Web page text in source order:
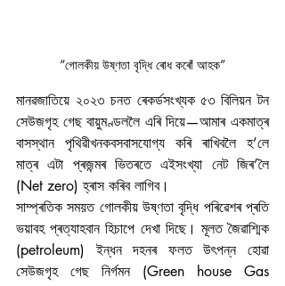
“গোলকীয় উষ্ণতা বৃদ্ধি ৰোধ কৰোঁ আহক”
মানৱজাতিয়ে ২০২৩ চনত ৰেকৰ্ডসংখ্যক ৫৩ বিলিয়ন টন
সেউজগৃহ গেছ বায়ুমণ্ডললৈ এৰি দিয়ে—আমাৰ একমাত্ৰ
বাসস্থান পৃথিৱীখনকবসবাসযোগ্য কৰি ৰাখিবলৈ হ’লে
মাত্ৰ এটা প্ৰজন্মৰ ভিতৰতে এইসংখ্যা নেট জিৰ’লৈ
(Net zero) হ্ৰাস কৰিব লাগিব।
সাম্প্ৰতিক সময়ত গোলকীয় উষ্ণতা বৃদ্ধি পৰিৱেশৰ প্ৰতি
ভয়াবহ প্ৰত্যাহবান হিচাপে দেখা দিছে। মূলত জৈৱাশ্মিক
(petroleum) ইন্ধন দহনৰ ফলত উৎপন্ন হোৱা
সেউজগৃহ গেছ নিৰ্গমন (Green house Gas